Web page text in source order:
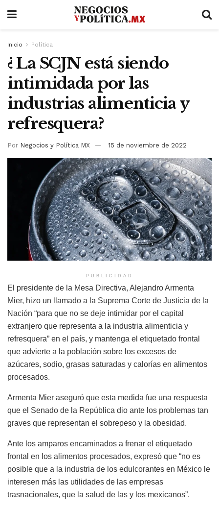
Inicio Política
¿ La SCJN está siendo
intimidada por las
industrias alimenticia y
refresquera?
Por Negocios y Política MX 15 de noviembre de 2022
PUBLICIDAD
El presidente de la Mesa Directiva, Alejandro Armenta
Mier, hizo un llamado a la Suprema Corte de Justicia de la
Nación “para que no se deje intimidar por el capital
extranjero que representa a la industria alimenticia y
refresquera” en el país, y mantenga el etiquetado frontal
que advierte a la población sobre los excesos de
azúcares, sodio, grasas saturadas y calorías en alimentos
procesados.
Armenta Mier aseguró que esta medida fue una respuesta
que el Senado de la República dio ante los problemas tan
graves que representan el sobrepeso y la obesidad.
Ante los amparos encaminados a frenar el etiquetado
frontal en los alimentos procesados, expresó que “no es
posible que a la industria de los edulcorantes en México le
interesen más las utilidades de las empresas
trasnacionales, que la salud de las y los mexicanos”.